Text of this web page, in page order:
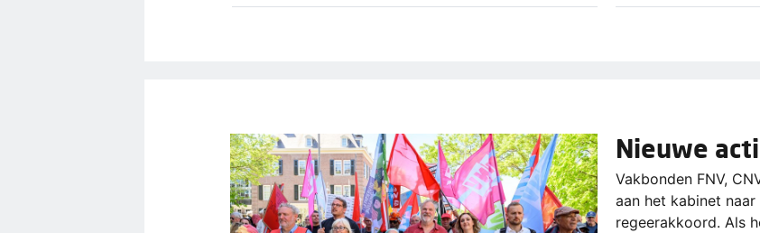
Nieuwe
Vakbonden FNV,
aan het kabinet
regeerakkoord. Als